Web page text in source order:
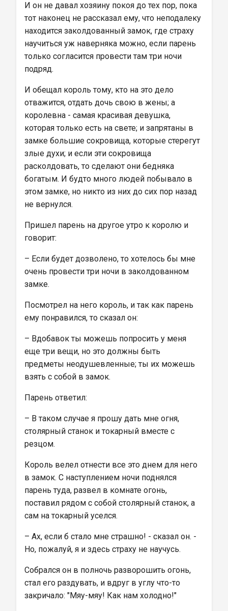
И он не давал хозяину покоя до тех пор, пока
тот наконец не рассказал ему, что неподалеку
находится заколдованный замок, где страху
научиться уж наверняка можно, если парень
только согласится провести там три ночи
подряд.
И обещал король тому, кто на это дело
отважится, отдать дочь свою в жены; а
королевна - самая красивая девушка,
которая только есть на свете; и запрятаны в
замке большие сокровища, которые стерегут
злые духи; и если эти сокровища
расколдовать, то сделают они бедняка
богатым. И будто много людей побывало в
этом замке, но никто из них до сих пор назад
не вернулся.
Пришел парень на другое утро к королю и
говорит:
– Если будет дозволено, то хотелось бы мне
очень провести три ночи в заколдованном
замке.
Посмотрел на него король, и так как парень
ему понравился, то сказал он:
– Вдобавок ты можешь попросить у меня
еще три вещи, но это должны быть
предметы неодушевленные; ты их можешь
взять с собой в замок.
Парень ответил:
– В таком случае я прошу дать мне огня,
столярный станок и токарный вместе с
резцом.
Король велел отнести все это днем для него
в замок. С наступлением ночи поднялся
парень туда, развел в комнате огонь,
поставил рядом с собой столярный станок, а
сам на токарный уселся.
– Ах, если б стало мне страшно! - сказал он. -
Но, пожалуй, я и здесь страху не научусь.
Собрался он в полночь разворошить огонь,
стал его раздувать, и вдруг в углу что-то
закричало: "Мяу-мяу! Как нам холодно!"